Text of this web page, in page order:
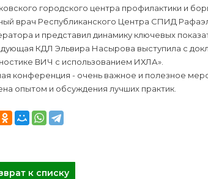
городского центра профилактики и
врач Республиканского Центра СПИД
и представил динамику ключевых
КДЛ Эльвира Насырова выступила с
ВИЧ с использованием ИХЛА».
конференция - очень важное и полезное
опытом и обсуждения лучших практик.
к списку